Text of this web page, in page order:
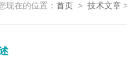
现在的位置： 首页 > 技术文章